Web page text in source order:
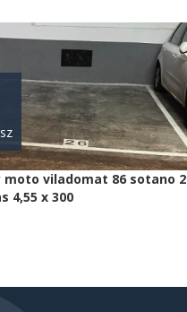
moto viladomat 86 sotano 2
4,55 x 300